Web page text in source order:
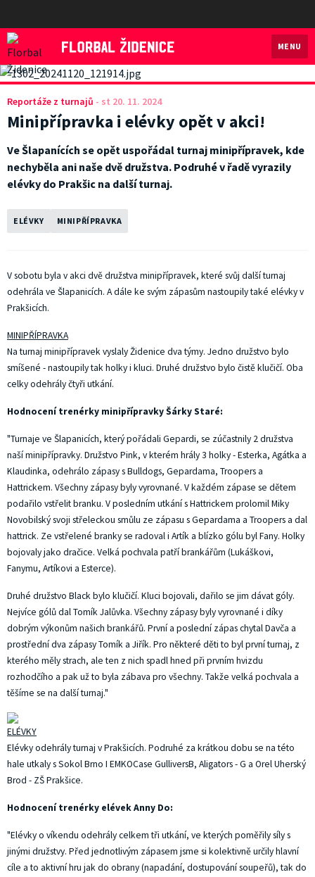
Florbal Židenice
MENU
Reportáže z turnajů - st 20. 11. 2024
Minipřípravka i elévky opět v akci!
Ve Šlapanících se opět uspořádal turnaj minipřípravek, kde
nechyběla ani naše dvě družstva. Podruhé v řadě vyrazily
elévky do Prakšic na další turnaj.
ELÉVKY MINIPŘÍPRAVKA
V sobotu byla v akci dvě družstva minipřípravek, které svůj další turnaj
odehrála ve Šlapanicích. A dále ke svým zápasům nastoupily také elévky v
Prakšicích.
MINIPŘÍPRAVKA
Na turnaj minipřípravek vyslaly Židenice dva týmy. Jedno družstvo bylo
smíšené - nastoupily tak holky i kluci. Druhé družstvo bylo čistě klučičí. Oba
celky odehrály čtyři utkání.
Hodnocení trenérky minipřípravky Šárky Staré:
"Turnaje ve Šlapanicích, který pořádali Gepardi, se zúčastnily 2 družstva
naší minipřípravky. Družstvo Pink, v kterém hrály 3 holky - Esterka, Agátka a
Klaudinka, odehrálo zápasy s Bulldogs, Gepardama, Troopers a
Hattrickem. Všechny zápasy byly vyrovnané. V každém zápase se dětem
podařilo vstřelit branku. V posledním utkání s Hattrickem prolomil Miky
Novobilský svoji střeleckou smůlu ze zápasu s Gepardama a Troopers a dal
hattrick. Ze vstřelené branky se radoval i Artík a blízko gólu byl Fany. Holky
bojovaly jako dračice. Velká pochvala patří brankářům (Lukáškovi,
Fanymu, Artíkovi a Esterce).
Druhé družstvo Black bylo klučičí. Kluci bojovali, dařilo se jim dávat góly.
Nejvíce gólů dal Tomík Jalůvka. Všechny zápasy byly vyrovnané i díky
dobrým výkonům našich brankářů. První a poslední zápas chytal Davča a
prostřední dva zápasy Tomík a Jiřík. Pro některé děti to byl první turnaj, z
kterého měly strach, ale ten z nich spadl hned při prvním hvizdu
rozhodčího a pak už to byla zábava pro všechny. Takže velká pochvala a
těšíme se na další turnaj."
ELÉVKY
Elévky odehrály turnaj v Prakšicích. Podruhé za krátkou dobu se na této
hale utkaly s Sokol Brno I EMKOCase GulliversB, Aligators - G a Orel Uherský
Brod - ZŠ Prakšice.
Hodnocení trenérky elévek Anny Do:
"Elévky o víkendu odehrály celkem tři utkání, ve kterých poměřily síly s
jinými družstvy. Před jednotlivým zápasem jsme si kolektivně určily hlavní
cíle a to aktivní hru jak do obrany (napadání, dostupování soupeřů), tak do